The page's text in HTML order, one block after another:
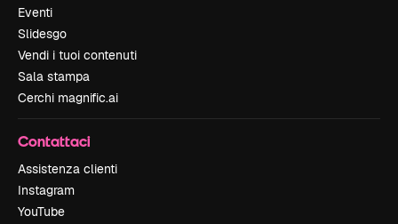
Eventi
Slidesgo
Vendi i tuoi contenuti
Sala stampa
Cerchi magnific.ai
Contattaci
Assistenza clienti
Instagram
YouTube